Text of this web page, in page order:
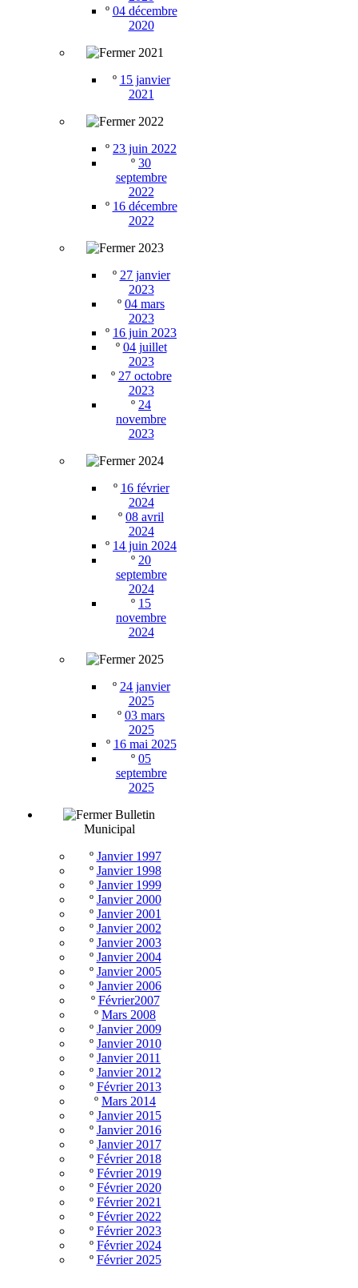
º 04 décembre
2020
2021
º 15 janvier
2021
2022
º 23 juin 2022
º 30
septembre
2022
º 16 décembre
2022
2023
º 27 janvier
2023
º 04 mars
2023
º 16 juin 2023
º 04 juillet
2023
º 27 octobre
2023
º 24
novembre
2023
2024
º 16 février
2024
º 08 avril
2024
º 14 juin 2024
º 20
septembre
2024
º 15
novembre
2024
2025
º 24 janvier
2025
º 03 mars
2025
º 16 mai 2025
º 05
septembre
2025
Bulletin
Municipal
º Janvier 1997
º Janvier 1998
º Janvier 1999
º Janvier 2000
º Janvier 2001
º Janvier 2002
º Janvier 2003
º Janvier 2004
º Janvier 2005
º Janvier 2006
º Février2007
º Mars 2008
º Janvier 2009
º Janvier 2010
º Janvier 2011
º Janvier 2012
º Février 2013
º Mars 2014
º Janvier 2015
º Janvier 2016
º Janvier 2017
º Février 2018
º Février 2019
º Février 2020
º Février 2021
º Février 2022
º Février 2023
º Février 2024
º Février 2025